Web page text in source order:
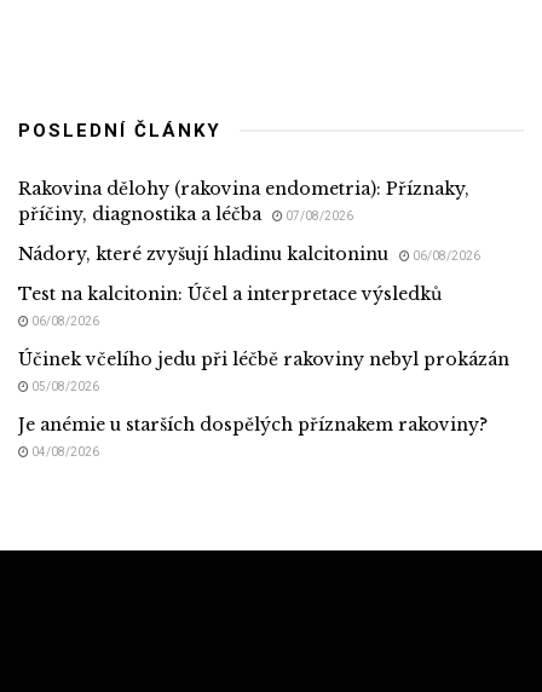
POSLEDNÍ ČLÁNKY
Rakovina dělohy (rakovina endometria): Příznaky,
příčiny, diagnostika a léčba
07/08/2026
Nádory, které zvyšují hladinu kalcitoninu 06/08/2026
Test na kalcitonin: Účel a interpretace výsledků
06/08/2026
Účinek včelího jedu při léčbě rakoviny nebyl prokázán
05/08/2026
Je anémie u starších dospělých příznakem rakoviny?
04/08/2026